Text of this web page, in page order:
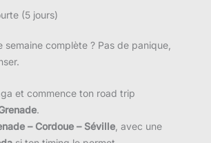
(5 jours)
semaine complète ? Pas de panique,
et commence ton road trip
.
– Cordoue – Séville , avec une